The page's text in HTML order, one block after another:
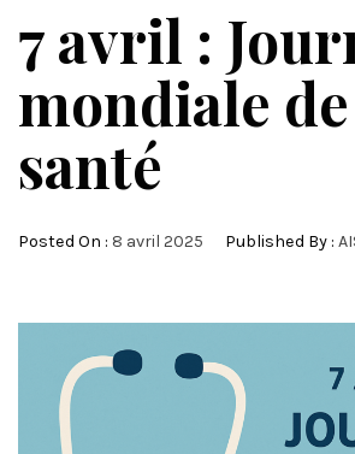
7 avril :
mondiale
santé
Posted On : 8 avril 2025 Published By :